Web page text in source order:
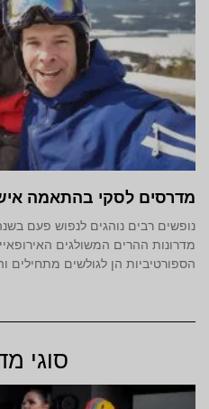
מדרסים לסקי בהתאמה
נופשים רבים נוהגים לנפוש פעם
מדרונות ההרים המשולגים
הספורטיביות הן לגולשים מתחילים
סוגי